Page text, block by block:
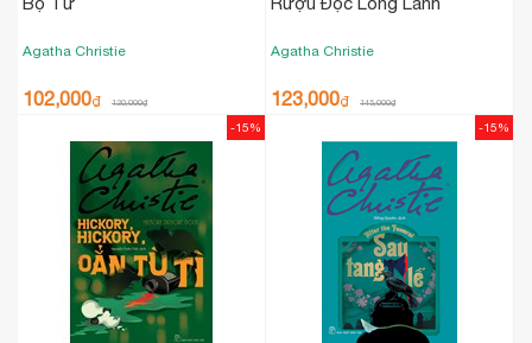
Agatha Christie
102,000₫ 120,000₫
Agatha Christie
123,000₫ 145,000₫
-15% -15%